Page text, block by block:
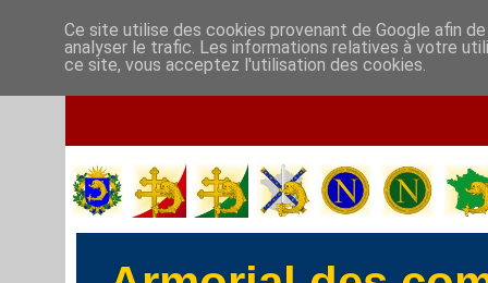
Ce site utilise des cookies provenant de Google afin
analyser le trafic. Les informations relatives à votre
ce site, vous acceptez l'utilisation des cookies.